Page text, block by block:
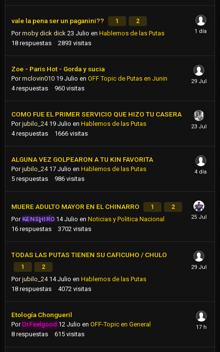
vale la pena ser un paganini?? 1 2
Pormoby dick dick 23 Julio en Hablemos de las Putas
18 respuestas 2893 visitas
Zoe - Paris Hot - Gorda y sucia
Pormclovin010 19 Julio en OFF Topic de Putas en Junin
4 respuestas 960 visitas
COMO FUE EL PRIMER SERVICIO QUE HIZO TU CASERA
Porjubilo_24 19 Julio en Hablemos de las Putas
4 respuestas 1666 visitas
ALGUNA VEZ GOLPEARON A TU KIN FAVORITA
Porjubilo_24 17 Julio en Hablemos de las Putas
5 respuestas 986 visitas
MUERE ADULTO MAYOR EN EL CHINARRO 1 2
Por KENSHIRO 14 Julio enNoticias y Politica Nacional
16 respuestas 3702 visitas
TODAS LAS PUTAS TIENEN SU CAFICUHO / CHULO
1 2
Porjubilo_24 14 Julio en Hablemos de las Putas
18 respuestas 4072 visitas
Etología Chongueril
PorDr.Feelgood 12 Julio en OFF-Topic en General
8 respuestas 615 visitas